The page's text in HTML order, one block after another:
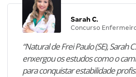
Sarah C.
Concurso
“Natural de Frei Paulo (SE), Sarah
enxergou os estudos como o
para conquistar estabilidade